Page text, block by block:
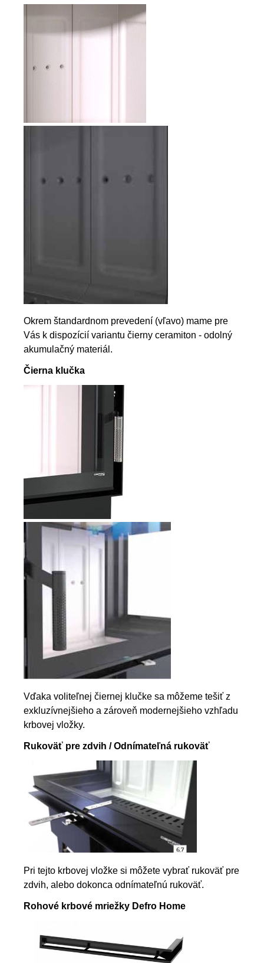
Okrem štandardnom prevedení (vľavo) mame pre
Vás k dispozícií variantu čierny ceramiton - odolný
akumulačný materiál.
Čierna klučka
Vďaka voliteľnej čiernej klučke sa môžeme tešiť z
exkluzívnejšieho a zároveň modernejšieho vzhľadu
krbovej vložky.
Rukoväť pre zdvih / Odnímateľná rukoväť
Pri tejto krbovej vložke si môžete vybrať rukoväť pre
zdvih, alebo dokonca odnímateľnú rukoväť.
Rohové krbové mriežky Defro Home